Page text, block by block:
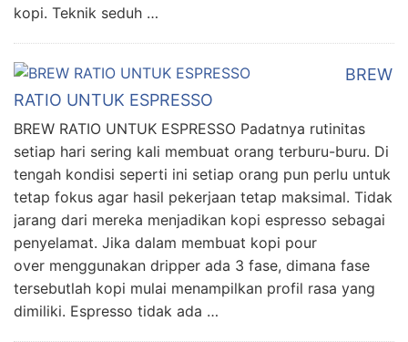
kopi. Teknik seduh …
BREW
RATIO UNTUK ESPRESSO
BREW RATIO UNTUK ESPRESSO Padatnya rutinitas
setiap hari sering kali membuat orang terburu-buru. Di
tengah kondisi seperti ini setiap orang pun perlu untuk
tetap fokus agar hasil pekerjaan tetap maksimal. Tidak
jarang dari mereka menjadikan kopi espresso sebagai
penyelamat. Jika dalam membuat kopi pour
over menggunakan dripper ada 3 fase, dimana fase
tersebutlah kopi mulai menampilkan profil rasa yang
dimiliki. Espresso tidak ada …